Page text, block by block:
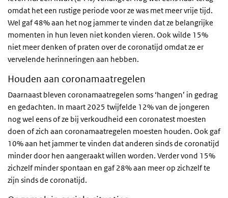
omdat het een rustige periode voor ze was met meer vrije tijd.
Wel gaf 48% aan het nog jammer te vinden dat ze belangrijke
momenten in hun leven niet konden vieren. Ook wilde 15%
niet meer denken of praten over de coronatijd omdat ze er
vervelende herinneringen aan hebben.
Houden aan coronamaatregelen
Daarnaast bleven coronamaatregelen soms ‘hangen’ in gedrag
en gedachten. In maart 2025 twijfelde 12% van de jongeren
nog wel eens of ze bij verkoudheid een coronatest moesten
doen of zich aan coronamaatregelen moesten houden. Ook gaf
10% aan het jammer te vinden dat anderen sinds de coronatijd
minder door hen aangeraakt willen worden. Verder vond 15%
zichzelf minder spontaan en gaf 28% aan meer op zichzelf te
zijn sinds de coronatijd.